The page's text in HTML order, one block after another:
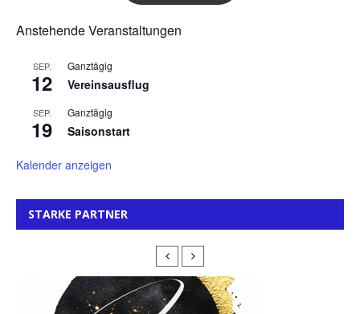
Anstehende Veranstaltungen
SEP.
12
Ganztägig
Vereinsausflug
SEP.
19
Ganztägig
Saisonstart
Kalender anzeigen
STARKE PARTNER